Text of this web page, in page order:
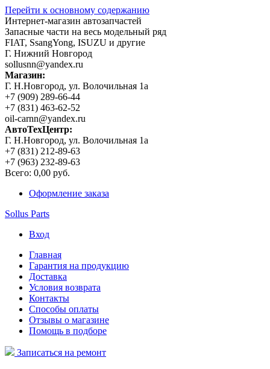
Перейти к основному содержанию
Интернет-магазин автозапчастей
Запасные части на весь модельный ряд
FIAT, SsangYong, ISUZU и другие
Г. Нижний Новгород
sollusnn@yandex.ru
Магазин:
Г. Н.Новгород, ул. Волочильная 1а
+7 (909) 289-66-44
+7 (831) 463-62-52
oil-carnn@yandex.ru
АвтоТехЦентр:
Г. Н.Новгород, ул. Волочильная 1а
+7 (831) 212-89-63
+7 (963) 232-89-63
Всего: 0,00 руб.
Оформление заказа
Sollus Parts
Вход
Главная
Гарантия на продукцию
Доставка
Условия возврата
Контакты
Способы оплаты
Отзывы о магазине
Помощь в подборе
Записаться на ремонт